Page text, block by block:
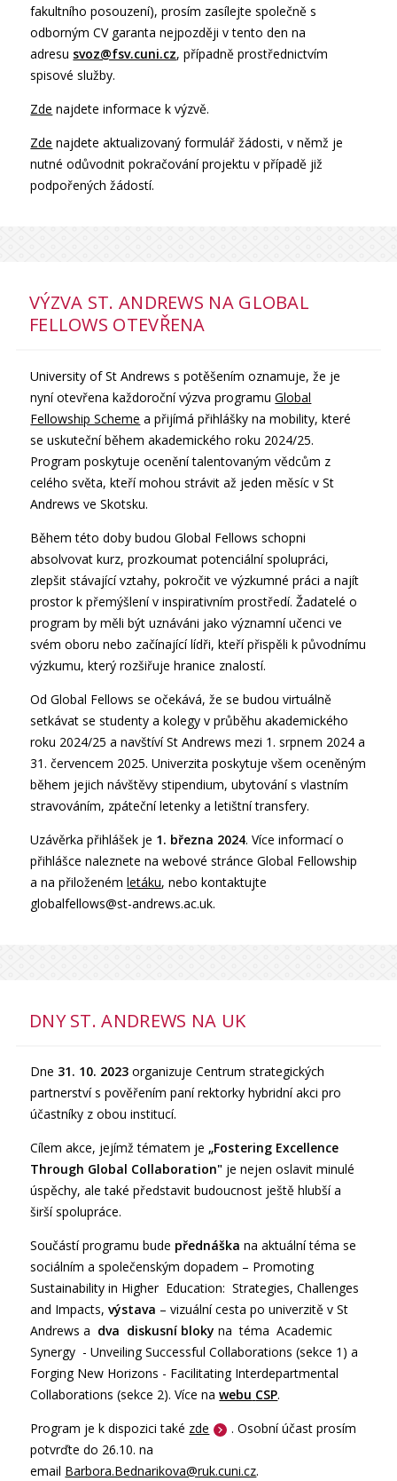
fakultního posouzení), prosím zasílejte společně s
odborným CV garanta nejpozději v tento den na
adresu svoz@fsv.cuni.cz, případně prostřednictvím
spisové služby.
Zde najdete informace k výzvě.
Zde najdete aktualizovaný formulář žádosti, v němž je
nutné odůvodnit pokračování projektu v případě již
podpořených žádostí.
VÝZVA ST. ANDREWS NA GLOBAL
FELLOWS OTEVŘENA
University of St Andrews s potěšením oznamuje, že je
nyní otevřena každoroční výzva programuGlobal
Fellowship Scheme a přijímá přihlášky na mobility, které
se uskuteční během akademického roku 2024/25.
Program poskytuje ocenění talentovaným vědcům z
celého světa, kteří mohou strávit až jeden měsíc v St
Andrews ve Skotsku.
Během této doby budou Global Fellows schopni
absolvovat kurz, prozkoumat potenciální spolupráci,
zlepšit stávající vztahy, pokročit ve výzkumné práci a najít
prostor k přemýšlení v inspirativním prostředí. Žadatelé o
program by měli být uznáváni jako významní učenci ve
svém oboru nebo začínající lídři, kteří přispěli k původnímu
výzkumu, který rozšiřuje hranice znalostí.
Od Global Fellows se očekává, že se budou virtuálně
setkávat se studenty a kolegy v průběhu akademického
roku 2024/25 a navštíví St Andrews mezi 1. srpnem 2024 a
31. červencem 2025. Univerzita poskytuje všem oceněným
během jejich návštěvy stipendium, ubytování s vlastním
stravováním, zpáteční letenky a letištní transfery.
Uzávěrka přihlášek je 1. března 2024. Více informací o
přihlášce naleznete na webové stránce Global Fellowship
a na přiloženémletáku, nebo kontaktujte
globalfellows@st-andrews.ac.uk.
DNY ST. ANDREWS NA UK
Dne 31. 10. 2023organizuje Centrum strategických
partnerství s pověřením paní rektorky hybridní akci pro
účastníky z obou institucí.
Cílem akce, jejímž tématem je „Fostering Excellence
Through Global Collaboration" je nejen oslavit minulé
úspěchy, ale také představit budoucnost ještě hlubší a
širší spolupráce.
Součástí programu bude přednáškana aktuální téma se
sociálním a společenským dopadem – Promoting
Sustainability in Higher Education: Strategies, Challenges
and Impacts,výstava – vizuální cesta po univerzitě v St
Andrews a dva diskusní blokyna téma Academic
Synergy - Unveiling Successful Collaborations (sekce 1) a
Forging New Horizons - Facilitating Interdepartmental
Collaborations (sekce 2). Více nawebu CSP.
Program je k dispozici také zde
. Osobní účast prosím
potvrďte do 26.10. na
email Barbora.Bednarikova@ruk.cuni.cz.